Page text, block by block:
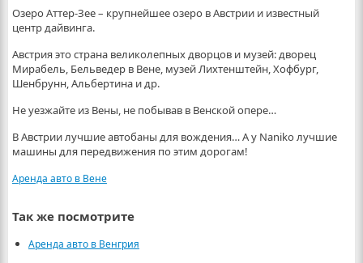
Озеро Аттер-Зее – крупнейшее озеро в Австрии и известный
центр дайвинга.
Австрия это страна великолепных дворцов и музей: дворец
Мирабель, Бельведер в Вене, музей Лихтенштейн, Хофбург,
Шенбрунн, Альбертина и др.
Не уезжайте из Вены, не побывав в Венской опере…
В Австрии лучшие автобаны для вождения… А у Naniko лучшие
машины для передвижения по этим дорогам!
Аренда авто в Вене
Так же посмотрите
Аренда авто в Венгрия